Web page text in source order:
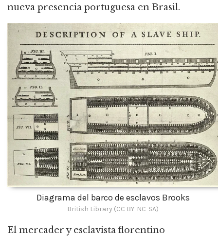
nueva presencia portuguesa en Brasil.
Diagrama del barco de esclavos Brooks
British Library (CC BY-NC-SA)
El mercader y esclavista florentino